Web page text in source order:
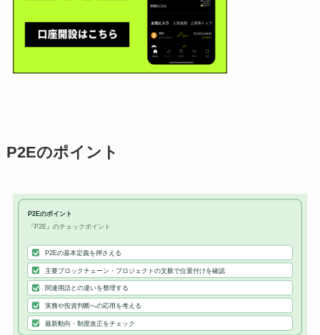
P2Eのポイント
P2Eのポイント
『P2E』のチェックポイント
P2Eの基本定義を押さえる
主要ブロックチェーン・プロジェクトの文脈で位置付けを確認
関連用語との違いを整理する
実務や投資判断への応用を考える
最新動向・制度改正をチェック